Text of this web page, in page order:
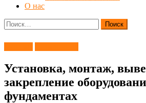
О нас
Найти:
Установка, монтаж,
закрепление
фундаментах